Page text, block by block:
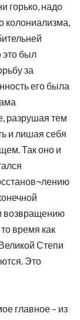
горько, надо
колониализма,
это был
за
его была
разрушая тем
и лишая себя
Так оно и
возвращению
время как
Степи
Это
главное – из